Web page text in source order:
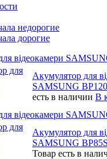
недорогие
дорогие
відеокамери
Акумулятор для
SAMSUNG
есть в наличии В
відеокамери
Акумулятор для
SAMSUNG
Товар есть в